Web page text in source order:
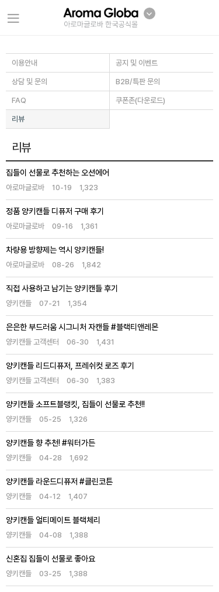
이용안내 공지 및 이벤트
상담 및 문의 B2B/특판 문의
FAQ 쿠폰존(다운로드)
리뷰
리뷰
집들이 선물로 추천하는 오션에어
아로마글로바 10-19 1,323
정품 양키캔들 디퓨저 구매 후기
아로마글로바 09-16 1,361
차량용 방향제는 역시 양키캔들!
아로마글로바 08-26 1,842
직접 사용하고 남기는 양키캔들 후기
양키캔들 07-21 1,354
은은한 부드러움 시그니처 자캔들 #블랙티앤레몬
양키캔들 고객센터 06-30 1,431
양키캔들 리드디퓨저, 프레쉬컷 로즈 후기
양키캔들 고객센터 06-30 1,383
양키캔들 소프트블랭킷, 집들이 선물로 추천!!
양키캔들 05-25 1,326
양키캔들 향 추천! #워터가든
양키캔들 04-28 1,692
양키캔들 라운드디퓨저 #클린코튼
양키캔들 04-12 1,407
양키캔들 얼티메이트 블랙체리
양키캔들 04-08 1,388
신혼집 집들이 선물로 좋아요
양키캔들 03-25 1,388